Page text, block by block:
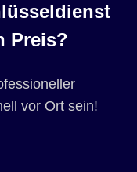
Preis?
vor Ort sein!